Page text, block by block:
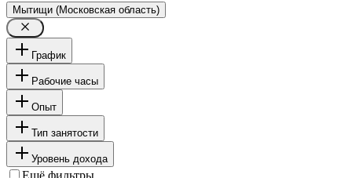
Мытищи (Московская область)
График
Рабочие часы
Опыт
Тип занятости
Уровень дохода
Ещё фильтры